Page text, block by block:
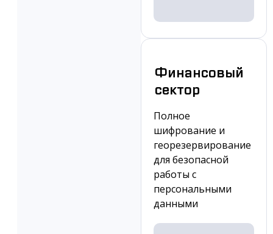
Финансовый
сектор
Полное
шифрование и
георезервирование
для безопасной
работы с
персональными
данными